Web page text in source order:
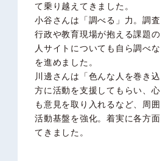
て乗り越えてきました。
小谷さんは「調べる」力。調
行政や教育現場が抱える課題
人サイトについても自ら調べ
を進めました。
川邊さんは「色んな人を巻き
方に活動を支援してもらい、
も意見を取り入れるなど、周
活動基盤を強化。着実に各方
てきました。